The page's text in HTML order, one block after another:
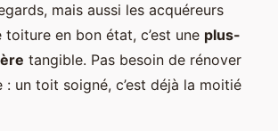
mais aussi les acquéreurs
toiture en bon état, c’est une plus-
tangible. Pas besoin de rénover
un toit soigné, c’est déjà la moitié